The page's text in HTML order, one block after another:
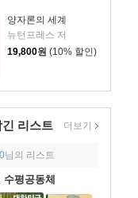
양자론의 세계
뉴턴프레스 저
19,800원 (10% 할인)
리스트 더보기
님의 리스트
평공동체